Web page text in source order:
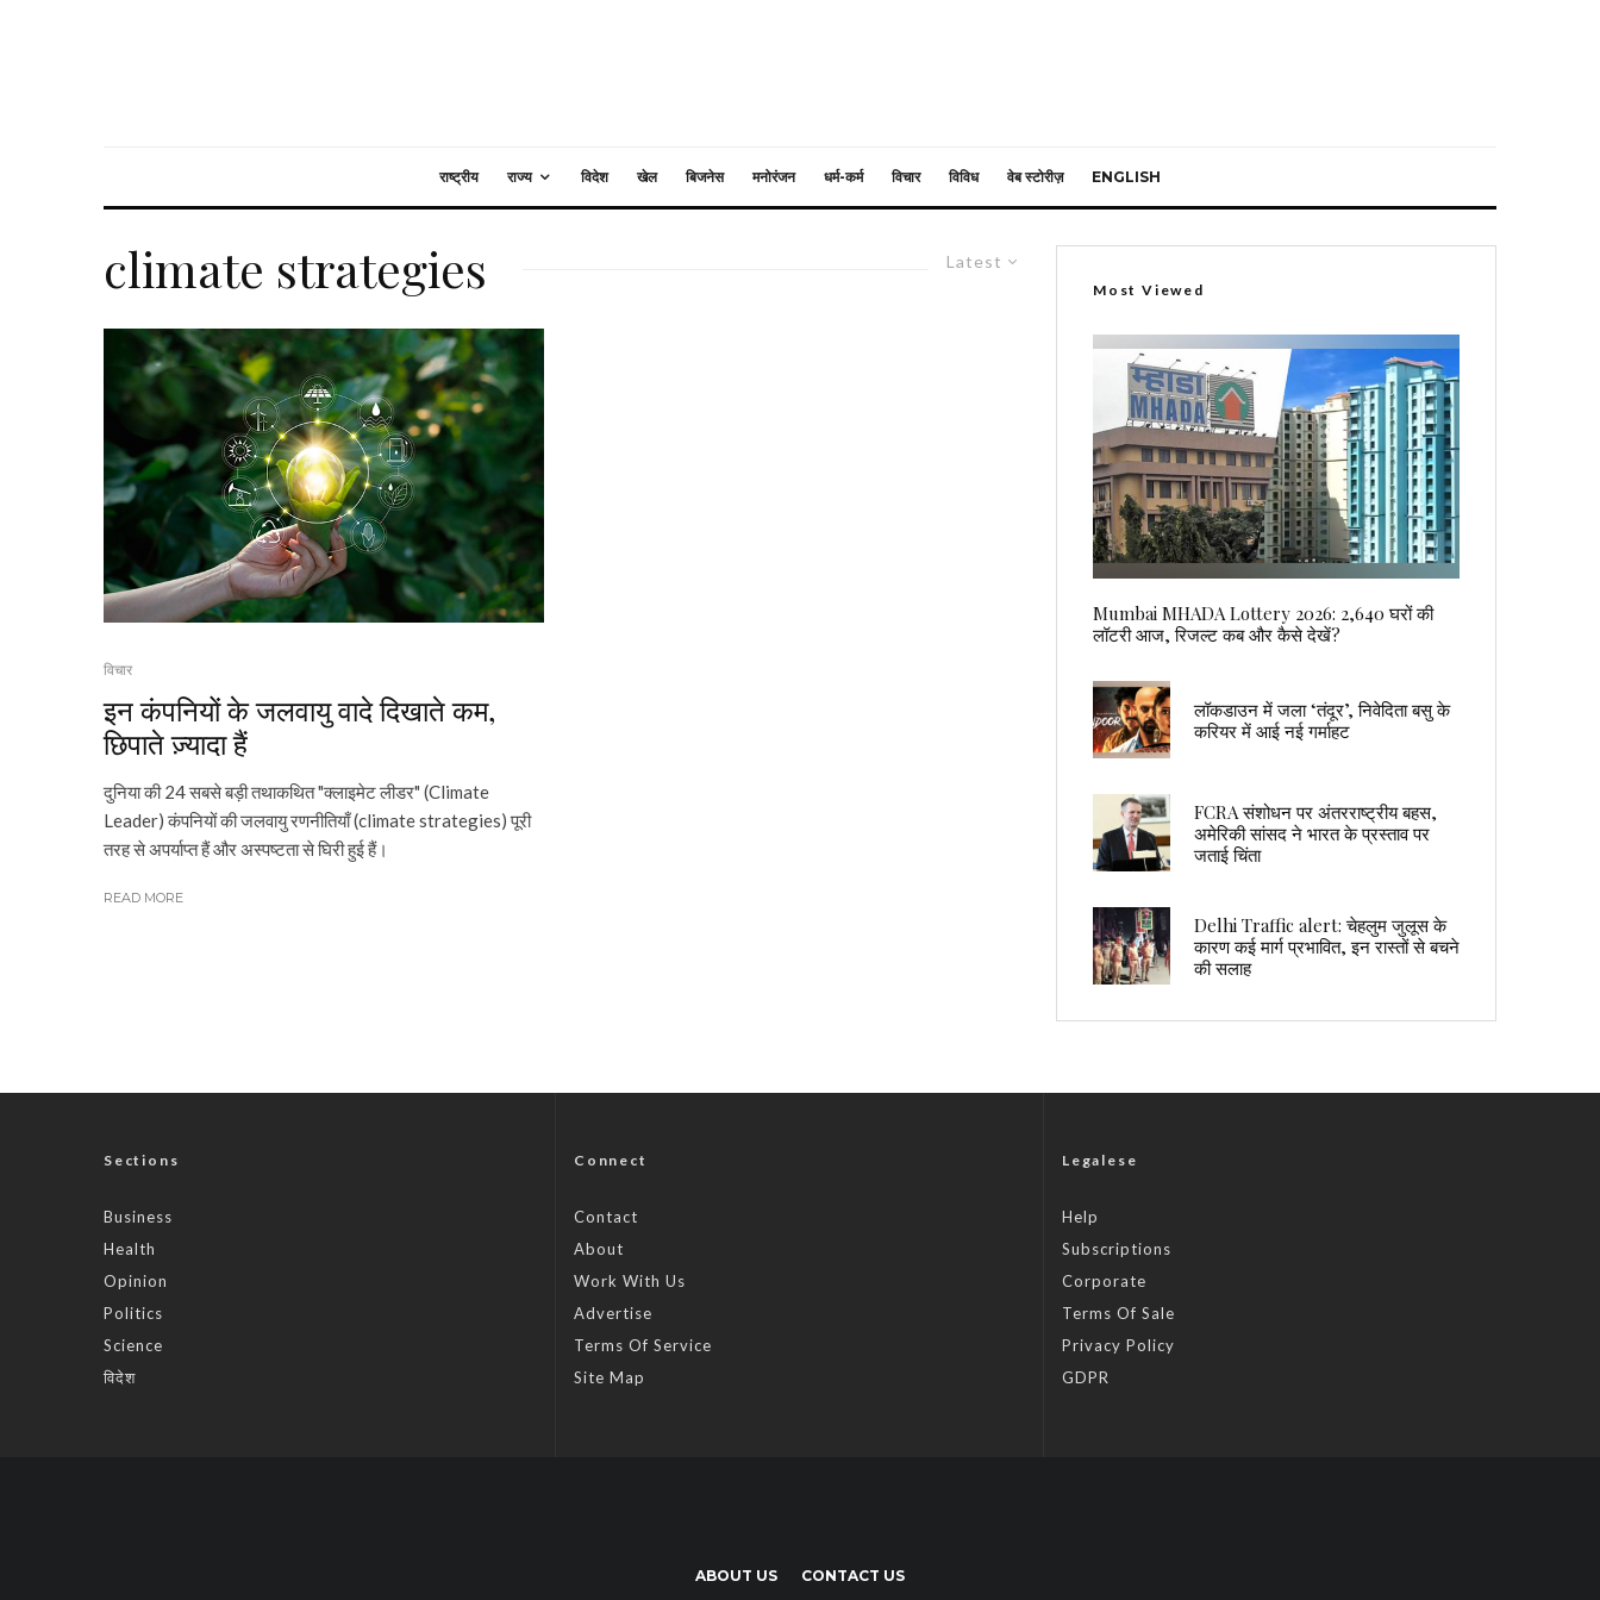
राष्ट्रीय राज्य विदेश खेल बिजनेस मनोरंजन धर्म-कर्म विचार विविध वेब स्टोरीज़ ENGLISH
Latest
climate strategies
विचार
इन कंपनियों के जलवायु वादे दिखाते कम,
छिपाते ज़्यादा हैं
दुनिया की 24 सबसे बड़ी तथाकथित "क्लाइमेट लीडर" (Climate
Leader) कंपनियों की जलवायु रणनीतियाँ (climate strategies) पूरी
तरह से अपर्याप्त हैं और अस्पष्टता से घिरी हुई हैं।
READ MORE
Most Viewed
Mumbai MHADA Lottery 2026: 2,640 घरों की
लॉटरी आज, रिजल्ट कब और कैसे देखें?
लॉकडाउन में जला ‘तंदूर’, निवेदिता बसु के
करियर में आई नई गर्माहट
FCRA संशोधन पर अंतरराष्ट्रीय बहस,
अमेरिकी सांसद ने भारत के प्रस्ताव पर
जताई चिंता
Delhi Traffic alert: चेहलुम जुलूस के
कारण कई मार्ग प्रभावित, इन रास्तों से बचने
की सलाह
Sections
Business
Health
Opinion
Politics
Science
विदेश
Connect
Contact
About
Work With Us
Advertise
Terms Of Service
Site Map
Legalese
Help
Subscriptions
Corporate
Terms Of Sale
Privacy Policy
GDPR
ABOUT US CONTACT US